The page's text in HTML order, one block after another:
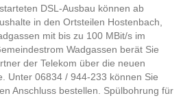
DSL-Ausbau können ab
in den Ortsteilen Hostenbach,
mit bis zu 100 MBit/s im
Wadgassen berät Sie
der Telekom über die neuen
Unter 06834 / 944-233 können Sie
Anschluss bestellen. Spülbohrung für